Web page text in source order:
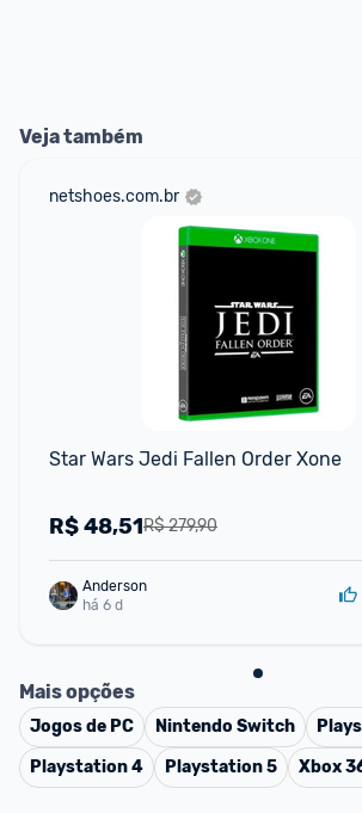
Veja também
netshoes.com.br
Star Wars Jedi Fallen Order Xone
R$ 279,90
R$48,51
Anderson
há 6 d
Mais opções
Jogos de PC Nintendo Switch
Playstation 4
Playstation 5 Xbox